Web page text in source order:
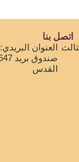
اتصل بنا
العنوان البريدي:
صندوق بريد 69647
القدس